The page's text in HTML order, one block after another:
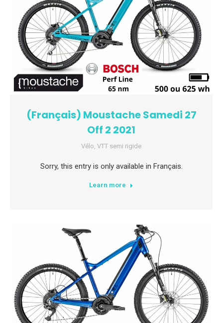
(Français) Moustache Samedi 27
Off 2 2021
Vélo, VTT semi rigide
Sorry, this entry is only available in Français.
Learn more